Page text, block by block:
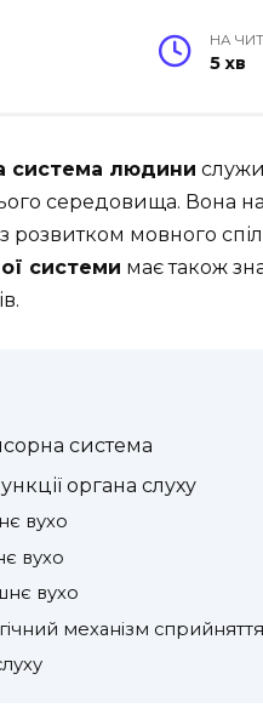
НА
5 хв
система людини
середовища. Вона
з розвитком мовного
системи має також
система
органа слуху
вухо
вухо
вухо
механізм